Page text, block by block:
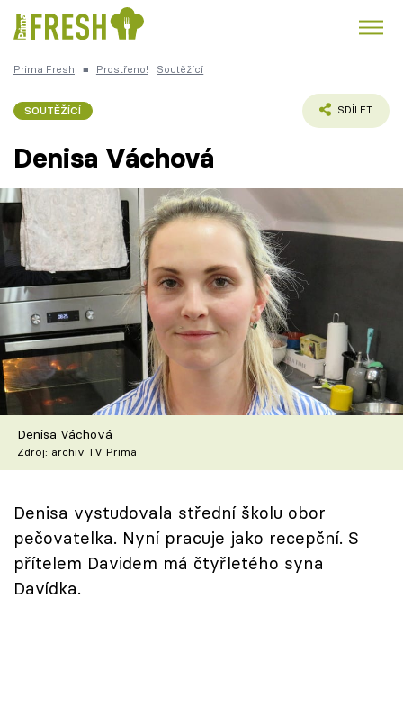
Česká kuchyně
Témata
Recepty
Články
TV Program
Škola vaření
Recepty z TV
Speciál: Cuketa
Těhotnej kuchař
Sledujte prima+
Prima Fresh ■ Prostřeno! Soutěžící
SOUTĚŽÍCÍ SDÍLET
Denisa Váchová
Denisa Váchová
Zdroj: archiv TV Prima
Denisa vystudovala střední školu obor
pečovatelka. Nyní pracuje jako recepční. S
přítelem Davidem má čtyřletého syna
Davídka.